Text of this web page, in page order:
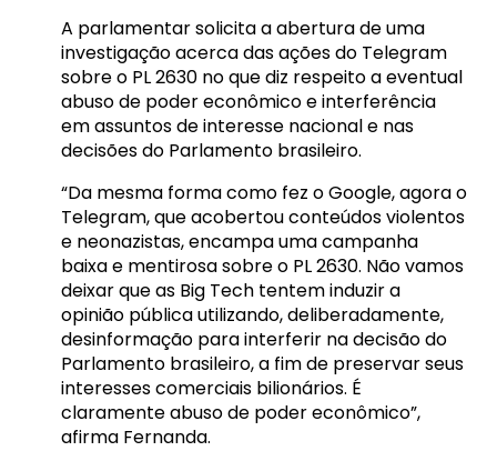
A parlamentar solicita a abertura de uma
investigação acerca das ações do Telegram
sobre o PL 2630 no que diz respeito a eventual
abuso de poder econômico e interferência
em assuntos de interesse nacional e nas
decisões do Parlamento brasileiro.
“Da mesma forma como fez o Google, agora o
Telegram, que acobertou conteúdos violentos
e neonazistas, encampa uma campanha
baixa e mentirosa sobre o PL 2630. Não vamos
deixar que as Big Tech tentem induzir a
opinião pública utilizando, deliberadamente,
desinformação para interferir na decisão do
Parlamento brasileiro, a fim de preservar seus
interesses comerciais bilionários. É
claramente abuso de poder econômico”,
afirma Fernanda.